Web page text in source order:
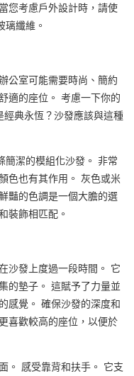
您考慮戶外設計時，請使
纖維。
公室可能需要時尚、簡約
適的座位。 考慮一下你的
典永恆？沙發應該與這種
簡潔的模組化沙發。 非常
色也有其作用。 灰色或米
豔的色調是一個大膽的選
裝飾相匹配。
沙發上度過一段時間。 它
的墊子。 這賦予了力量並
感覺。 確保沙發的深度和
喜歡較高的座位，以便於
。 感受靠背和扶手。 它支